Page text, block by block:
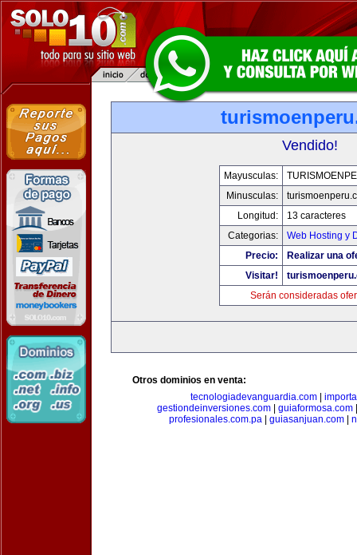
Vendido!
Mayusculas:
Minusculas:
Longitud:
13 caracteres
Categorias:
Web Hosting y
Precio:
Realizar una
Visitar!
Serán consideradas
Otros dominios en venta:
tecnologiadevanguardia.com|
gestiondeinversiones.com| guiaformosa.com
profesionales.com.pa
guiasanjuan.com